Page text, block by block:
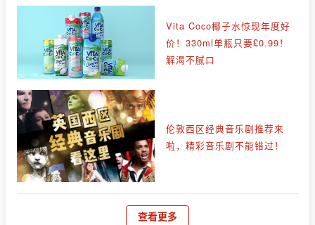
Vita Coco椰子水惊现年度好
价！330ml单瓶只要£0.99！
解渴不腻口
伦敦西区经典音乐剧推荐来
啦，精彩音乐剧不能错过！
查看更多